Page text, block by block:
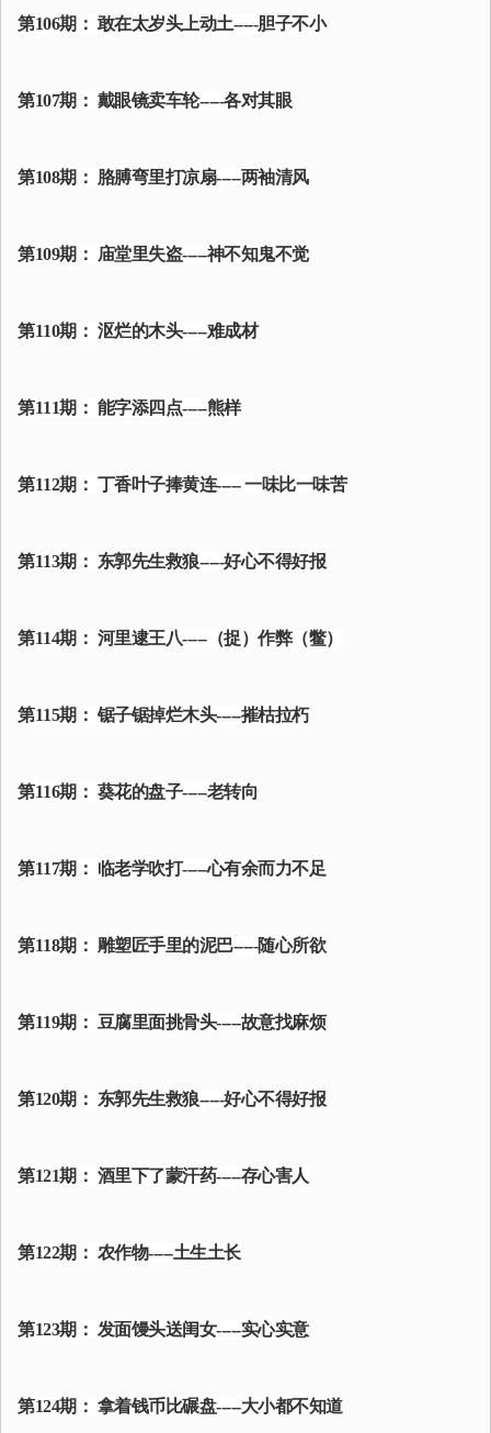
第106期： 敢在太岁头上动土-----胆子不小
第107期： 戴眼镜卖车轮-----各对其眼
第108期： 胳膊弯里打凉扇-----两袖清风
第109期： 庙堂里失盗-----神不知鬼不觉
第110期： 沤烂的木头-----难成材
第111期： 能字添四点-----熊样
第112期： 丁香叶子捧黄连----- 一味比一味苦
第113期： 东郭先生救狼-----好心不得好报
第114期： 河里逮王八-----（捉）作弊（鳖）
第115期： 锯子锯掉烂木头-----摧枯拉朽
第116期： 葵花的盘子-----老转向
第117期： 临老学吹打-----心有余而力不足
第118期： 雕塑匠手里的泥巴-----随心所欲
第119期： 豆腐里面挑骨头-----故意找麻烦
第120期： 东郭先生救狼-----好心不得好报
第121期： 酒里下了蒙汗药-----存心害人
第122期： 农作物-----土生土长
第123期： 发面馒头送闺女-----实心实意
第124期： 拿着钱币比碾盘-----大小都不知道